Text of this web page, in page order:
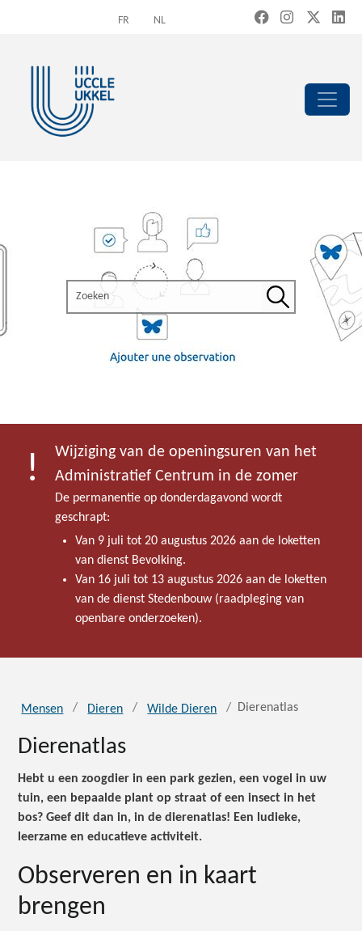
FR NL
Search the site
Zoeken
Wijziging van de openingsuren van het
Administratief Centrum in de zomer
De permanentie op donderdagavond wordt
geschrapt:
Van 9 juli tot 20 augustus 2026 aan de loketten
van dienst Bevolking.
Van 16 juli tot 13 augustus 2026 aan de loketten
van de dienst Stedenbouw (raadpleging van
openbare onderzoeken).
Mensen Dieren Wilde Dieren Dierenatlas
Dierenatlas
Hebt u een zoogdier in een park gezien, een vogel in uw
tuin, een bepaalde plant op straat of een insect in het
bos? Geef dit dan in, in de dierenatlas! Een ludieke,
leerzame en educatieve activiteit.
Observeren en in kaart
brengen